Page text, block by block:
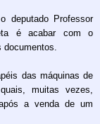
deputado Professor
é acabar com o
das máquinas de
muitas vezes,
a venda de um